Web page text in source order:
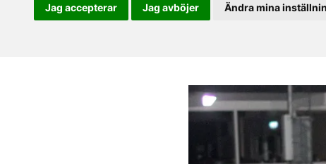
Jag accepterar Jag avböjer Ändra mina